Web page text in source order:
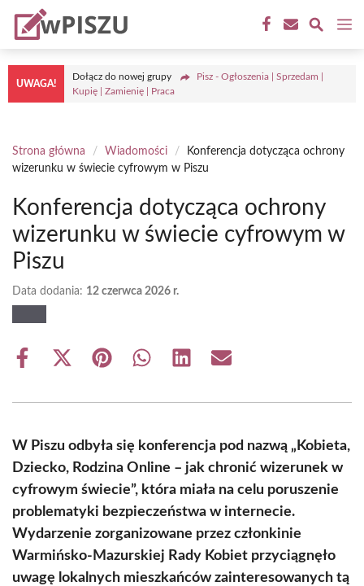
Przejdź
treści
UWAGA!
Dołącz do nowej grupy
Pisz - Ogłoszenia | Sprzedam |
Kupię | Zamienię | Praca
Strona główna / Wiadomości /
Konferencja dotycząca ochrony
wizerunku w świecie cyfrowym w Piszu
Konferencja dotycząca ochrony
wizerunku w świecie cyfrowym w
Piszu
Data dodania: 12 czerwca 2026 r.
Share
Share
(Twitter)
Share Share Share Share
W Piszu odbyła się konferencja pod nazwą „Kobieta,
Dziecko, Rodzina Online – jak chronić wizerunek w
cyfrowym świecie”, która miała na celu poruszenie
problematyki bezpieczeństwa w internecie.
Wydarzenie zorganizowane przez członkinie
Warmińsko-Mazurskiej Rady Kobiet przyciągnęło
uwagę lokalnych mieszkańców zainteresowanych tą